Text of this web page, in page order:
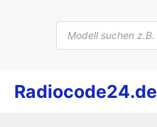
Products
search
Radiocode24.de